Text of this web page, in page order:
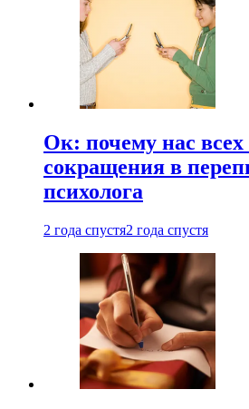
Ок: почему нас всех
сокращения в
психолога
2 года спустя2 года спустя